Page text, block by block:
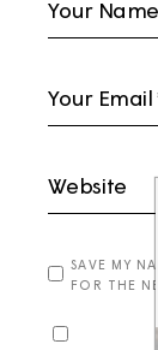
SAVE MY
FOR THE